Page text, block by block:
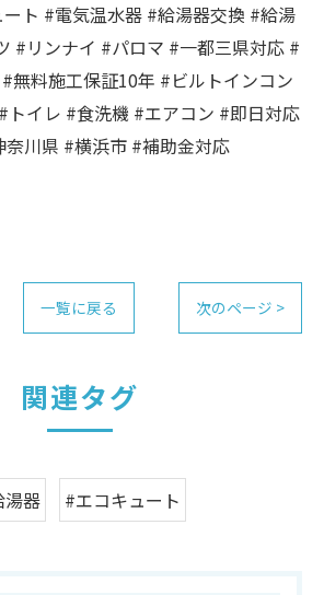
ト #電気温水器 #給湯器交換 #給湯
#リンナイ #パロマ #一都三県対応 #
無料施工保証10年 #ビルトインコン
トイレ #食洗機 #エアコン #即日対応
川県 #横浜市 #補助金対応
一覧に戻る 次のページ >
関連タグ
湯器 #エコキュート